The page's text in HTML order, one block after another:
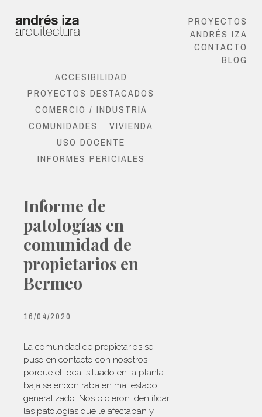
PROYECTOS
ANDRÉS IZA
CONTACTO
BLOG
ACCESIBILIDAD
PROYECTOS DESTACADOS
COMERCIO / INDUSTRIA
COMUNIDADES
VIVIENDA
USO DOCENTE
INFORMES PERICIALES
Informe de
patologías en
comunidad de
propietarios en
Bermeo
16/04/2020
La comunidad de propietarios se
puso en contacto con nosotros
porque el local situado en la planta
baja se encontraba en mal estado
generalizado. Nos pidieron identificar
las patologías que le afectaban y